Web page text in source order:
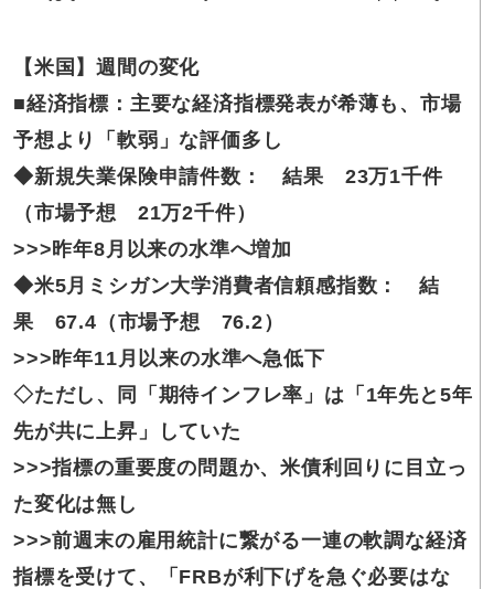
【米国】週間の変化
■経済指標：主要な経済指標発表が希薄も、市場
予想より「軟弱」な評価多し
◆新規失業保険申請件数： 結果 23万1千件
（市場予想 21万2千件）
>>>昨年8月以来の水準へ増加
◆米5月ミシガン大学消費者信頼感指数： 結
果 67.4（市場予想 76.2）
>>>昨年11月以来の水準へ急低下
◇ただし、同「期待インフレ率」は「1年先と5年
先が共に上昇」していた
>>>指標の重要度の問題か、米債利回りに目立っ
た変化は無し
>>>前週末の雇用統計に繋がる一連の軟調な経済
指標を受けて、「FRBが利下げを急ぐ必要はな